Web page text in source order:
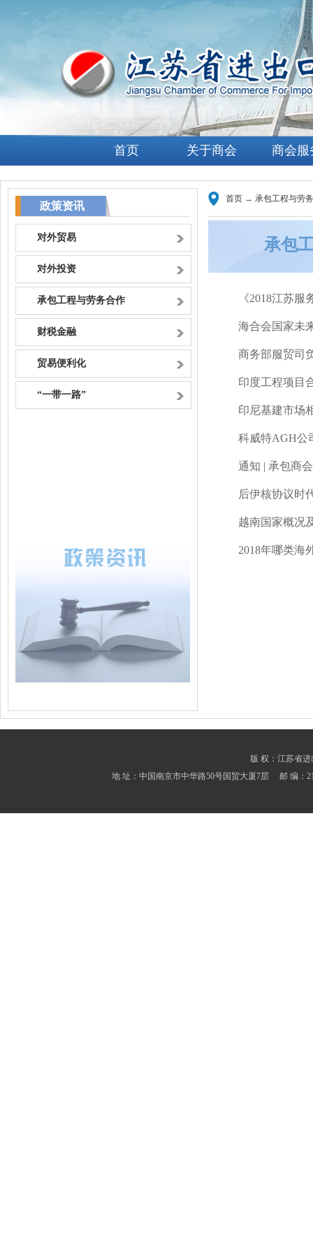
首页 关于商会 商会服
政策资讯
对外贸易
对外投资
承包工程与劳务合作
财税金融
贸易便利化
“一带一路”
首页 → 承包工程与劳
承包
《2018江苏
海合会国家未
商务部服贸司
印度工程项目
印尼基建市场
科威特AGH公
通知 | 承包商
后伊核协议时
越南国家概况
2018年哪类海
版 权：江苏省
地 址：中国南京市中华路50号国贸大厦7层 邮 编：